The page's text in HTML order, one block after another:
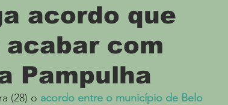
acordo que
acabar com
Pampulha
(28) o acordo entre o município de Belo